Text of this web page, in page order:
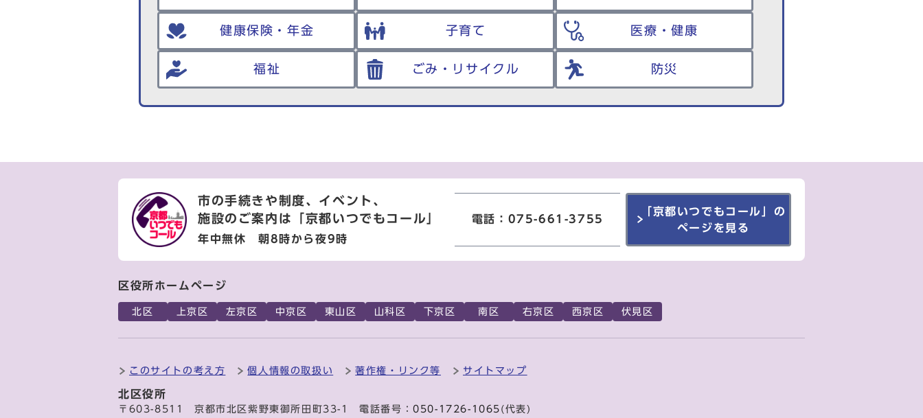
健康保険・年金 子育て 医療・健康
福祉 ごみ・リサイクル 防災
市の手続きや制度、イベント、
施設のご案内は
「京都いつでもコール」
年中無休 朝8時から夜9時
電話：075-661-3755
「京都いつでもコール」の
ページを見る
区役所ホームページ
北区 上京区 左京区 中京区 東山区 山科区 下京区 南区 右京区 西京区 伏見区
このサイトの考え方 個人情報の取扱い 著作権・リンク等 サイトマップ
北区役所
〒603-8511 京都市北区紫野東御所田町33-1 電話番号：050-1726-1065 (代表)